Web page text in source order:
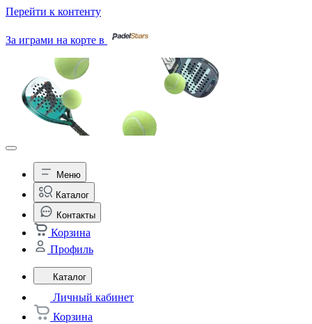
Перейти к контенту
За играми на корте в
Меню
Каталог
Контакты
Корзина
Профиль
Каталог
Личный кабинет
Корзина